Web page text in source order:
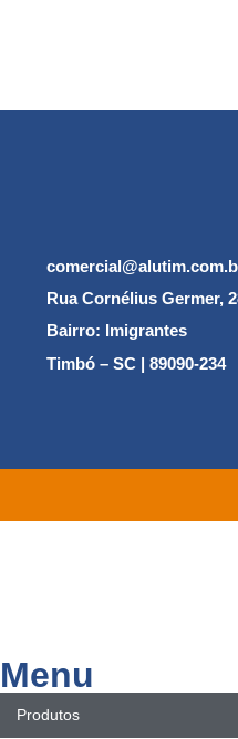
Rua Cornélius Germer,
Bairro: Imigrantes
Timbó – SC | 89090-234
Menu
Produtos